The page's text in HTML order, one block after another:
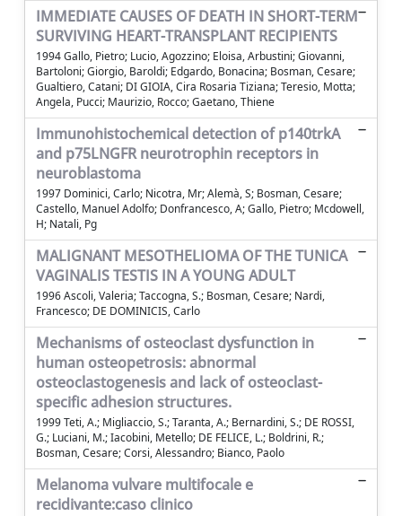
IMMEDIATE CAUSES OF DEATH IN SHORT-TERM
SURVIVING HEART-TRANSPLANT RECIPIENTS
1994 Gallo, Pietro; Lucio, Agozzino; Eloisa, Arbustini; Giovanni,
Bartoloni; Giorgio, Baroldi; Edgardo, Bonacina; Bosman, Cesare;
Gualtiero, Catani; DI GIOIA, Cira Rosaria Tiziana; Teresio, Motta;
Angela, Pucci; Maurizio, Rocco; Gaetano, Thiene
Immunohistochemical detection of p140trkA
and p75LNGFR neurotrophin receptors in
neuroblastoma
1997 Dominici, Carlo; Nicotra, Mr; Alemà, S; Bosman, Cesare;
Castello, Manuel Adolfo; Donfrancesco, A; Gallo, Pietro; Mcdowell,
H; Natali, Pg
MALIGNANT MESOTHELIOMA OF THE TUNICA
VAGINALIS TESTIS IN A YOUNG ADULT
1996 Ascoli, Valeria; Taccogna, S.; Bosman, Cesare; Nardi,
Francesco; DE DOMINICIS, Carlo
Mechanisms of osteoclast dysfunction in
human osteopetrosis: abnormal
osteoclastogenesis and lack of osteoclast-
specific adhesion structures.
1999 Teti, A.; Migliaccio, S.; Taranta, A.; Bernardini, S.; DE ROSSI,
G.; Luciani, M.; Iacobini, Metello; DE FELICE, L.; Boldrini, R.;
Bosman, Cesare; Corsi, Alessandro; Bianco, Paolo
Melanoma vulvare multifocale e
recidivante:caso clinico